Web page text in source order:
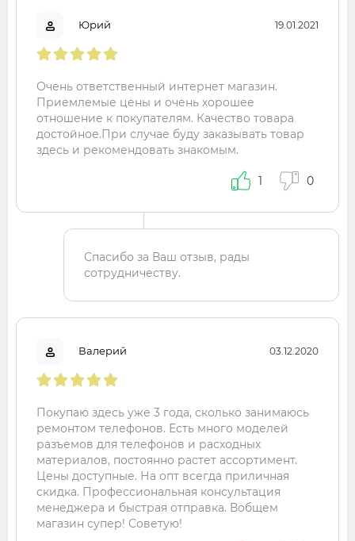
Юрий 19.01.2021
Очень ответственный интернет магазин.
Приемлемые цены и очень хорошее
отношение к покупателям. Качество товара
достойное.При случае буду заказывать товар
здесь и рекомендовать знакомым.
1 0
Спасибо за Ваш отзыв, рады
сотрудничеству.
Валерий 03.12.2020
Покупаю здесь уже 3 года, сколько занимаюсь
ремонтом телефонов. Есть много моделей
разъемов для телефонов и расходных
материалов, постоянно растет ассортимент.
Цены доступные. На опт всегда приличная
скидка. Профессиональная консультация
менеджера и быстрая отправка. Вобщем
магазин супер! Советую!